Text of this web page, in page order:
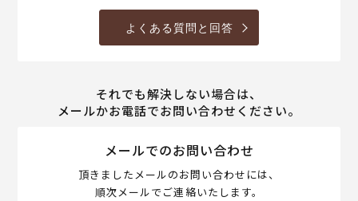
よくある質問と回答
それでも解決しない場合は、
メールかお電話でお問い合わせください。
メールでのお問い合わせ
頂きましたメールのお問い合わせには、
順次メールでご連絡いたします。